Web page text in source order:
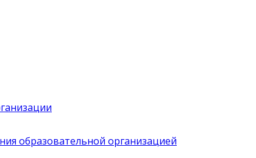
образовательной организацией